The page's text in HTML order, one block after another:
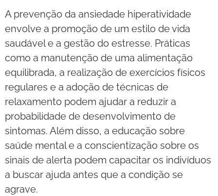
A prevenção da ansiedade hiperatividade
envolve a promoção de um estilo de vida
saudável e a gestão do estresse. Práticas
como a manutenção de uma alimentação
equilibrada, a realização de exercícios físicos
regulares e a adoção de técnicas de
relaxamento podem ajudar a reduzir a
probabilidade de desenvolvimento de
sintomas. Além disso, a educação sobre
saúde mental e a conscientização sobre os
sinais de alerta podem capacitar os indivíduos
a buscar ajuda antes que a condição se
agrave.